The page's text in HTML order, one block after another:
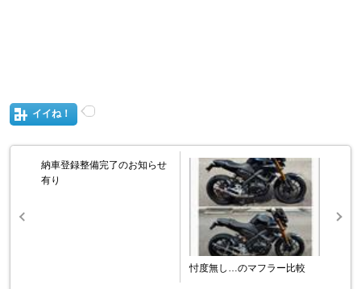
イイね！
納車登録整備完了のお知らせ
有り
忖度無し…のマフラー比較